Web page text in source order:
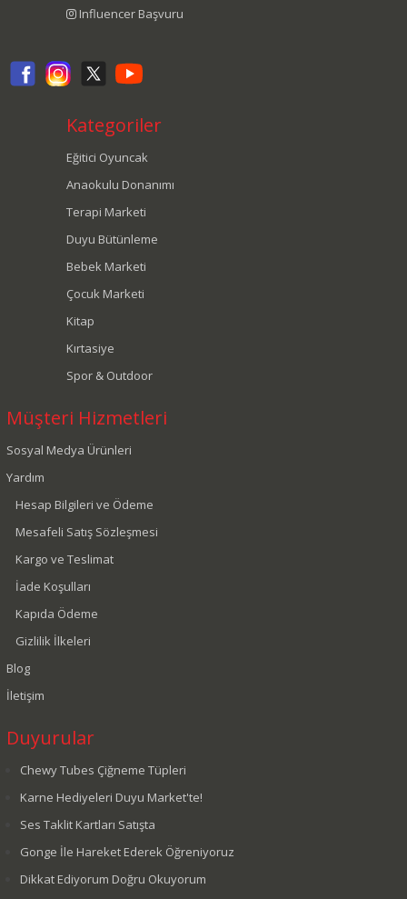
Influencer Başvuru
Kategoriler
Eğitici Oyuncak
Anaokulu Donanımı
Terapi Marketi
Duyu Bütünleme
Bebek Marketi
Çocuk Marketi
Kitap
Kırtasiye
Spor & Outdoor
Müşteri Hizmetleri
Sosyal Medya Ürünleri
Yardım
Hesap Bilgileri ve Ödeme
Mesafeli Satış Sözleşmesi
Kargo ve Teslimat
İade Koşulları
Kapıda Ödeme
Gizlilik İlkeleri
Blog
İletişim
Duyurular
Chewy Tubes Çiğneme Tüpleri
Karne Hediyeleri Duyu Market'te!
Ses Taklit Kartları Satışta
Gonge İle Hareket Ederek Öğreniyoruz
Dikkat Ediyorum Doğru Okuyorum